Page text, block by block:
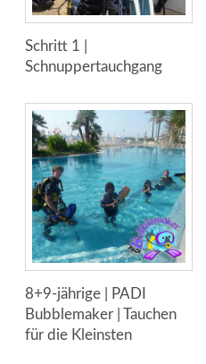
Schritt 1 |
Schnuppertauchgang
8+9-jährige | PADI
Bubblemaker | Tauchen
für die Kleinsten